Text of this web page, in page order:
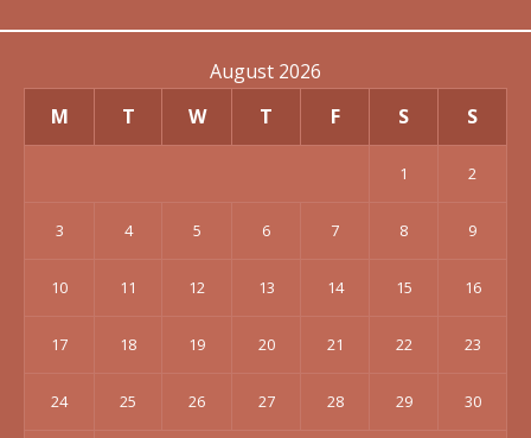
August 2026
M
T W T F S S
1 2
3 4 5 6 7 8 9
10 11 12 13 14 15 16
17 18 19 20 21 22 23
24 25 26 27 28 29 30